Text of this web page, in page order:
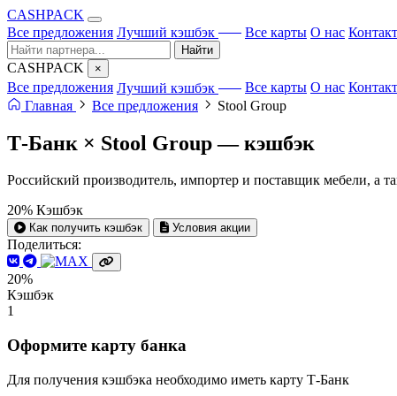
CASHPACK
Все предложения Лучший кэшбэк Все карты О нас
Найти
CASHPACK ×
Все предложения Лучший кэшбэк Все карты О нас
Главная
Все предложения Stool Group
Т-Банк × Stool Group —кэшбэк
Российский производитель, импортер и поставщик мебели, а
20% Кэшбэк
Как получить кэшбэк Условия акции
Поделиться:
20%
Кэшбэк
1
Оформите карту банка
Для получения кэшбэка необходимо иметь карту Т-Банк